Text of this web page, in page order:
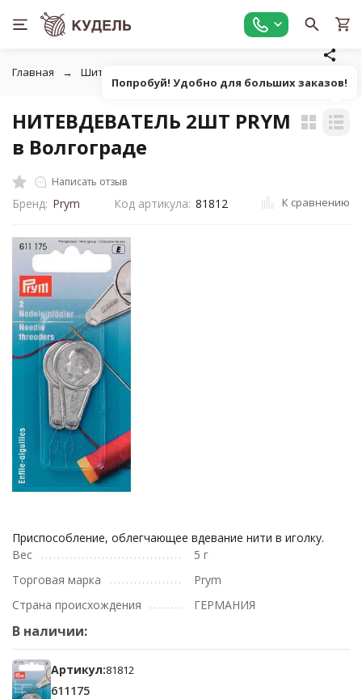
Главная Шитье
НИТЕВДЕВАТЕЛЬ 2ШТ PRYM
в Волгограде
Написать отзыв
Бренд: Prym Код артикула: 81812 К сравнению
Приспособление, облегчающее вдевание нити в иголку.
Вес
5 г
Торговая марка
Prym
Страна происхождения
ГЕРМАНИЯ
В наличии:
Артикул:81812
611175
Попробуй! Удобно для больших заказов!